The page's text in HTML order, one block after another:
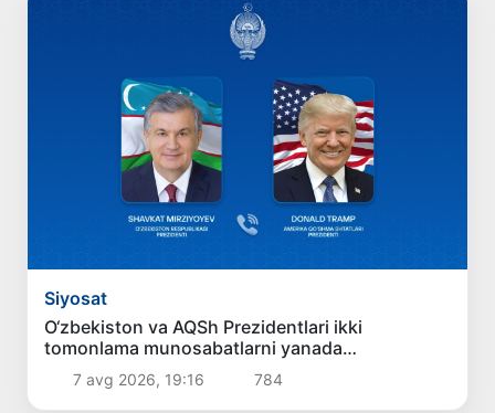
Siyosat
O‘zbekiston va AQSh Prezidentlari ikki
tomonlama munosabatlarni yanada
mustahkamlash istiqbollarini muhokama qildilar
7 avg 2026, 19:16 784